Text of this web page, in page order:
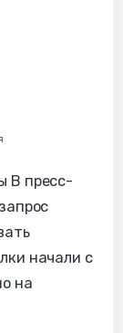
В пресс-
начали с
на